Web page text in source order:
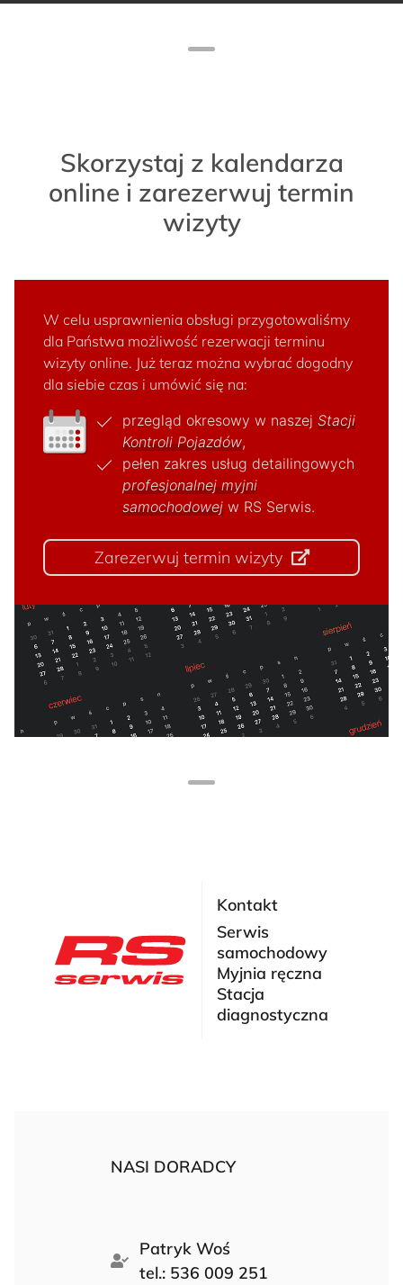
Skorzystaj z kalendarza
online i zarezerwuj termin
wizyty
W celu usprawnienia obsługi przygotowaliśmy
dla Państwa możliwość rezerwacji terminu
wizyty online. Już teraz można wybrać dogodny
dla siebie czas i umówić się na:
przegląd okresowy w naszej Stacji
Kontroli Pojazdów,
pełen zakres usług detailingowych
profesjonalnej myjni
samochodowej w RS Serwis.
Zarezerwuj termin wizyty
Kontakt
Serwis
samochodowy
Myjnia ręczna
Stacja
diagnostyczna
NASI DORADCY
Patryk Woś
tel.: 536 009 251